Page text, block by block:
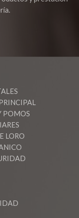
POMOS
LORO